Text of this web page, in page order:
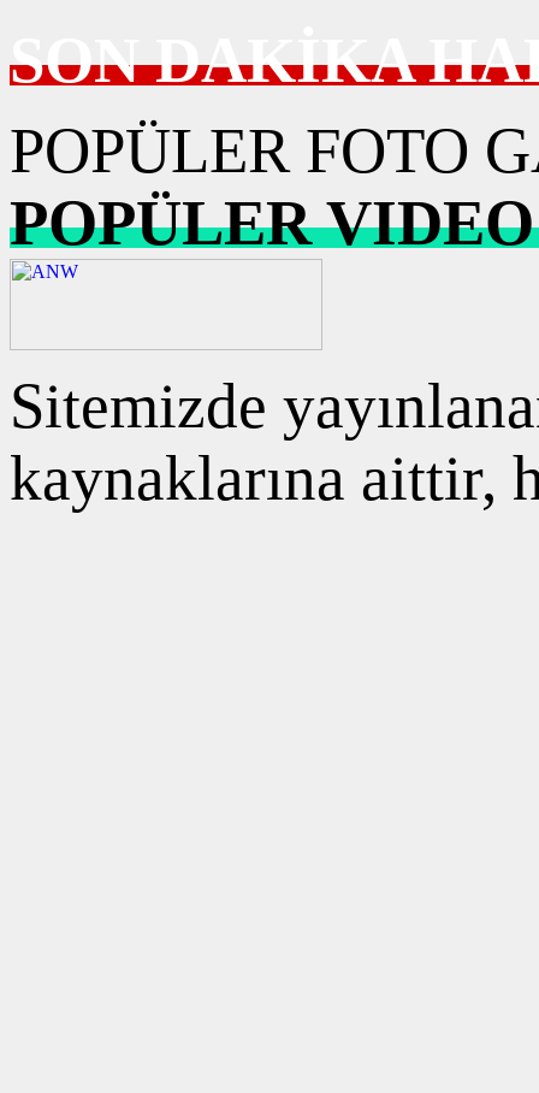
SON DAKİKA
POPÜLER FOTO
POPÜLER
Sitemizde
kaynaklarına aittir,